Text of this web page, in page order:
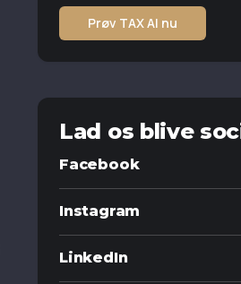
Prøv TAX AI nu
Lad os blive
Facebook
Instagram
LinkedIn